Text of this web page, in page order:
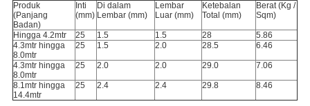
Produk
(Panjang
Badan)
Inti
(mm)
Di dalam
Lembar (mm)
Lembar
Luar (mm)
Ketebalan
Total (mm)
Berat (Kg /
Sqm)
Hingga 4.2mtr 25 1.5 1.5 28
5.86
4.3mtr hingga
8.0mtr
25 1.5 2.0 28.5 6.46
4.3mtr hingga
8.0mtr
25 2.0 2.0 29.0 7.06
8.1mtr hingga
14.4mtr
25 2.4 2.4 29.8 8.46